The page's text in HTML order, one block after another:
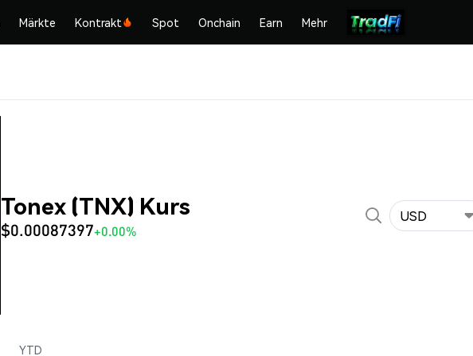
Märkte Kontrakt Spot Onchain Earn Mehr
Tonex (TNX) Kurs
$0.00087397+0.00%
USD
YTD